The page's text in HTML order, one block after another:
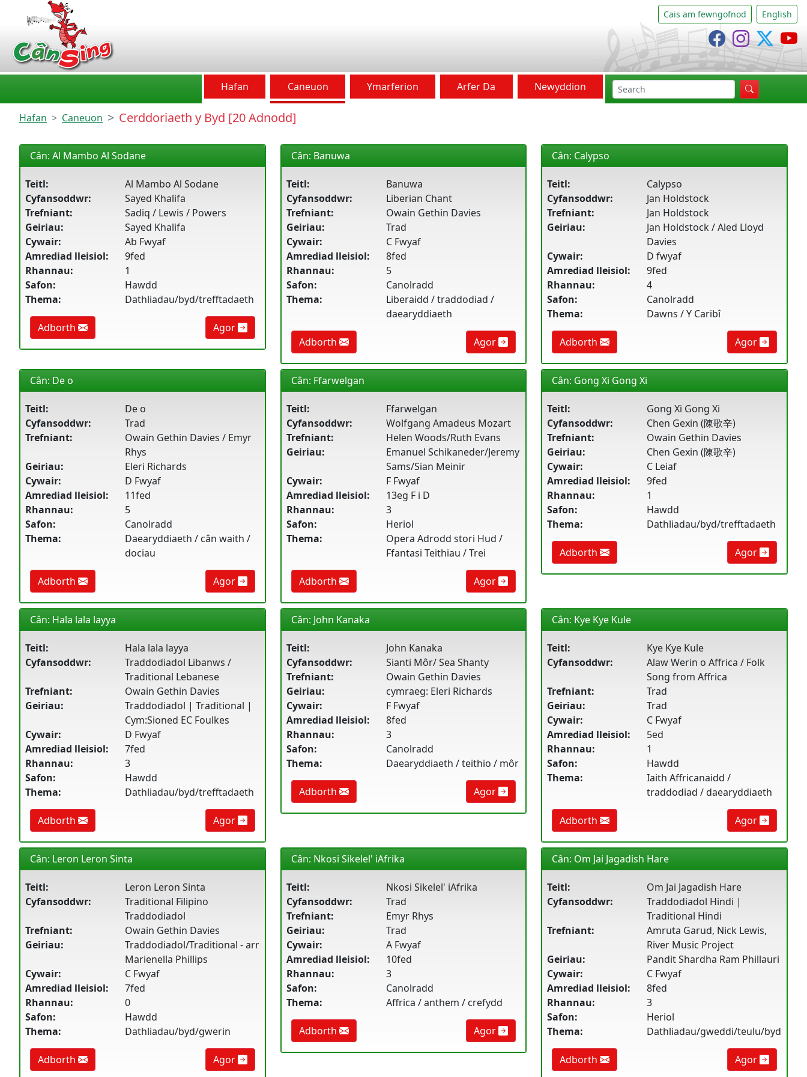
CânSing
Cais am fewngofnod English
CânsingCânsing
Hafan Caneuon Ymarferion Arfer Da Newyddion
Hafan Caneuon Cerddoriaeth y Byd [20 Adnodd]
Cân: Al Mambo Al Sodane
Teitl:
Al Mambo Al Sodane
Cyfansoddwr:
Sayed Khalifa
Trefniant:
Sadiq / Lewis / Powers
Geiriau:
Sayed Khalifa
Cywair:
Ab Fwyaf
Amrediad lleisiol:
9fed
Rhannau:
1
Safon:
Hawdd
Thema:
Dathliadau/byd/trefftadaeth
Adborth Agor
Cân: Banuwa
Teitl:
Banuwa
Cyfansoddwr:
Liberian Chant
Trefniant:
Owain Gethin Davies
Geiriau:
Trad
Cywair:
C Fwyaf
Amrediad lleisiol:
8fed
Rhannau:
5
Safon:
Canolradd
Thema:
Liberaidd / traddodiad /
daearyddiaeth
Adborth Agor
Cân: Calypso
Teitl:
Calypso
Cyfansoddwr:
Jan Holdstock
Trefniant:
Jan Holdstock
Geiriau:
Jan Holdstock / Aled Lloyd
Davies
Cywair:
D fwyaf
Amrediad lleisiol:
9fed
Rhannau:
4
Safon:
Canolradd
Thema:
Dawns / Y Caribî
Adborth Agor
Cân: De o
Teitl:
De o
Cyfansoddwr:
Trad
Trefniant:
Owain Gethin Davies / Emyr
Rhys
Geiriau:
Eleri Richards
Cywair:
D Fwyaf
Amrediad lleisiol:
11fed
Rhannau:
5
Safon:
Canolradd
Thema:
Daearyddiaeth / cân waith /
dociau
Adborth Agor
Cân: Ffarwelgan
Teitl:
Ffarwelgan
Cyfansoddwr:
Wolfgang Amadeus Mozart
Trefniant:
Helen Woods/Ruth Evans
Geiriau:
Emanuel Schikaneder/Jeremy
Sams/Sian Meinir
Cywair:
F Fwyaf
Amrediad lleisiol:
13eg F i D
Rhannau:
3
Safon:
Heriol
Thema:
Opera Adrodd stori Hud /
Ffantasi Teithiau / Trei
Adborth Agor
Cân: Gong Xi Gong Xi
Teitl:
Gong Xi Gong Xi
Cyfansoddwr:
Chen Gexin (陳歌辛)
Trefniant:
Owain Gethin Davies
Geiriau:
Chen Gexin (陳歌辛)
Cywair:
C Leiaf
Amrediad lleisiol:
9fed
Rhannau:
1
Safon:
Hawdd
Thema:
Dathliadau/byd/trefftadaeth
Adborth Agor
Cân: Hala lala layya
Teitl:
Hala lala layya
Cyfansoddwr:
Traddodiadol Libanws /
Traditional Lebanese
Trefniant:
Owain Gethin Davies
Geiriau:
Traddodiadol | Traditional |
Cym:Sioned EC Foulkes
Cywair:
D Fwyaf
Amrediad lleisiol:
7fed
Rhannau:
3
Safon:
Hawdd
Thema:
Dathliadau/byd/trefftadaeth
Adborth Agor
Cân: John Kanaka
Teitl:
John Kanaka
Cyfansoddwr:
Sianti Môr/ Sea Shanty
Trefniant:
Owain Gethin Davies
Geiriau:
cymraeg: Eleri Richards
Cywair:
F Fwyaf
Amrediad lleisiol:
8fed
Rhannau:
3
Safon:
Canolradd
Thema:
Daearyddiaeth / teithio / môr
Adborth Agor
Cân: Kye Kye Kule
Teitl:
Kye Kye Kule
Cyfansoddwr:
Alaw Werin o Affrica / Folk
Song from Affrica
Trefniant:
Trad
Geiriau:
Trad
Cywair:
C Fwyaf
Amrediad lleisiol:
5ed
Rhannau:
1
Safon:
Hawdd
Thema:
Iaith Affricanaidd /
traddodiad / daearyddiaeth
Adborth Agor
Cân: Leron Leron Sinta
Teitl:
Leron Leron Sinta
Cyfansoddwr:
Traditional Filipino
Traddodiadol
Trefniant:
Owain Gethin Davies
Geiriau:
Traddodiadol/Traditional - arr
Marienella Phillips
Cywair:
C Fwyaf
Amrediad lleisiol:
7fed
Rhannau:
0
Safon:
Hawdd
Thema:
Dathliadau/byd/gwerin
Adborth Agor
Cân: Nkosi Sikelel' iAfrika
Teitl:
Nkosi Sikelel' iAfrika
Cyfansoddwr:
Trad
Trefniant:
Emyr Rhys
Geiriau:
Trad
Cywair:
A Fwyaf
Amrediad lleisiol:
10fed
Rhannau:
3
Safon:
Canolradd
Thema:
Affrica / anthem / crefydd
Adborth Agor
Cân: Om Jai Jagadish Hare
Teitl:
Om Jai Jagadish Hare
Cyfansoddwr:
Traddodiadol Hindi |
Traditional Hindi
Trefniant:
Amruta Garud, Nick Lewis,
River Music Project
Geiriau:
Pandit Shardha Ram Phillauri
Cywair:
C Fwyaf
Amrediad lleisiol:
8fed
Rhannau:
3
Safon:
Heriol
Thema:
Dathliadau/gweddi/teulu/byd
Adborth Agor